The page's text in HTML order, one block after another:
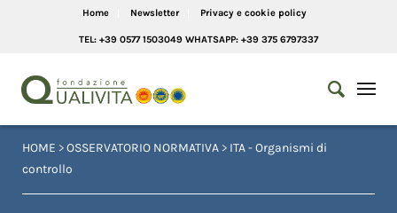
Home Newsletter Privacy e cookie policy
TEL: +39 0577 1503049 WHATSAPP: +39 375 6797337
HOME >OSSERVATORIO NORMATIVA > ITA - Organismi di
controllo